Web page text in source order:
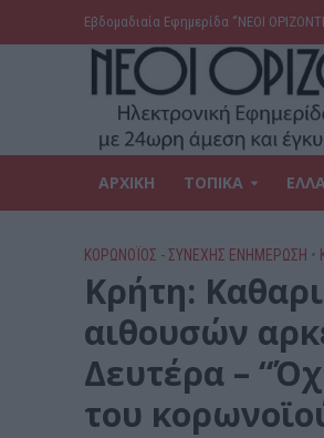
Εβδομαδιαία Εφημερίδα ‘’ΝΕΟΙ
ΑΡΧΙΚΗ ΤΟΠΙΚΑ
ΚΟΡΩΝΟΪΟΣ - ΣΥΝΕΧΗΣ ΕΝΗΜΕΡΩΣΗ •
Κρήτη:
αιθουσών
Δευτέρα –
του